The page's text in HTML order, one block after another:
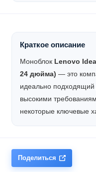
Краткое описание
Моноблок Lenovo
24 дюйма) — это
идеально
высокими
некоторые ключевые
Поделиться